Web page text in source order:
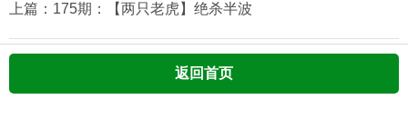
上篇：175期：【两只老虎】绝杀半波
返回首页